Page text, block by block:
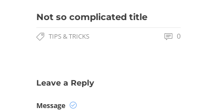
Not so complicated title
TIPS & TRICKS 0
Leave a Reply
Message